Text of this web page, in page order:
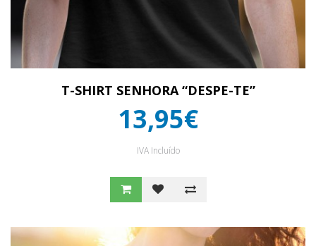
T-SHIRT SENHORA “DESPE-TE”
13,95€
IVA Incluído